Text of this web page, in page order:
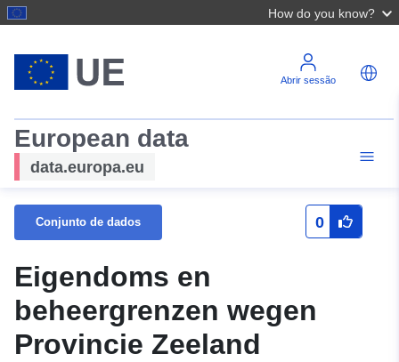
How do you know?
Abrir sessão
European data
data.europa.eu
Conjunto de dados 0
Eigendoms en
beheergrenzen wegen
Provincie Zeeland